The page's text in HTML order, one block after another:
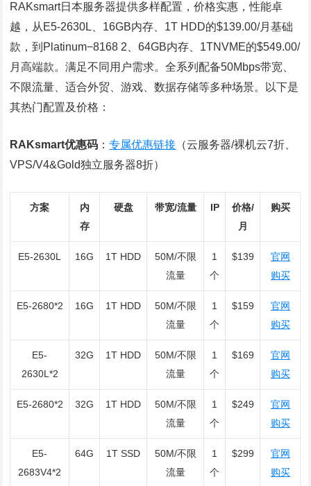
RAKsmart日本服务器提供多样配置，价格实惠，性能卓
越，从E5-2630L、16GB内存、1T HDD的$139.00/月基础
款，到Platinum−8168 2、64GB内存、1TNVME的$549.00/
月高端款。满足不同用户需求。全系列配备50Mbps带宽、
不限流量、适合外贸、游戏、数据存储等多种场景。以下是
其热门配置及价格：
RAKsmart优惠码 ：专属优惠链接 （云服务器/裸机云7折、
VPS/V4&Gold独立服务器8折）
方案
内
存
硬盘 带宽/流量 IP
价格/
月
购买
E5-2630L 16G 1T HDD
50M/不限
流量
1
个
$139
官网
购买
E5-2680*2 16G 1T HDD
50M/不限
流量
1
个
$159
官网
购买
E5-
2630L*2
32G 1T HDD
50M/不限
流量
1
个
$169
官网
购买
E5-2680*2 32G 1T HDD
50M/不限
流量
1
个
$249
官网
购买
E5-
2683V4*2
64G 1T SSD
50M/不限
流量
1
个
$299
官网
购买